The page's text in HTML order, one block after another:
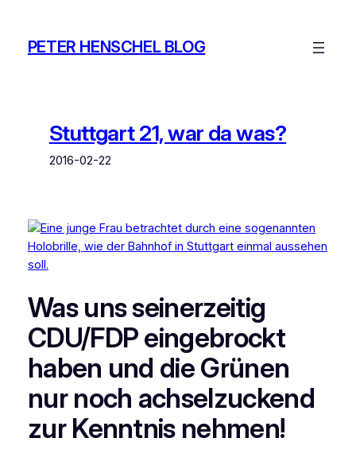
springen
PETER HENSCHEL BLOG
Stuttgart 21, war da was?
2016-02-22
Was uns seinerzeitig
CDU/FDP eingebrockt
haben und die Grünen
nur noch achselzuckend
zur Kenntnis nehmen!